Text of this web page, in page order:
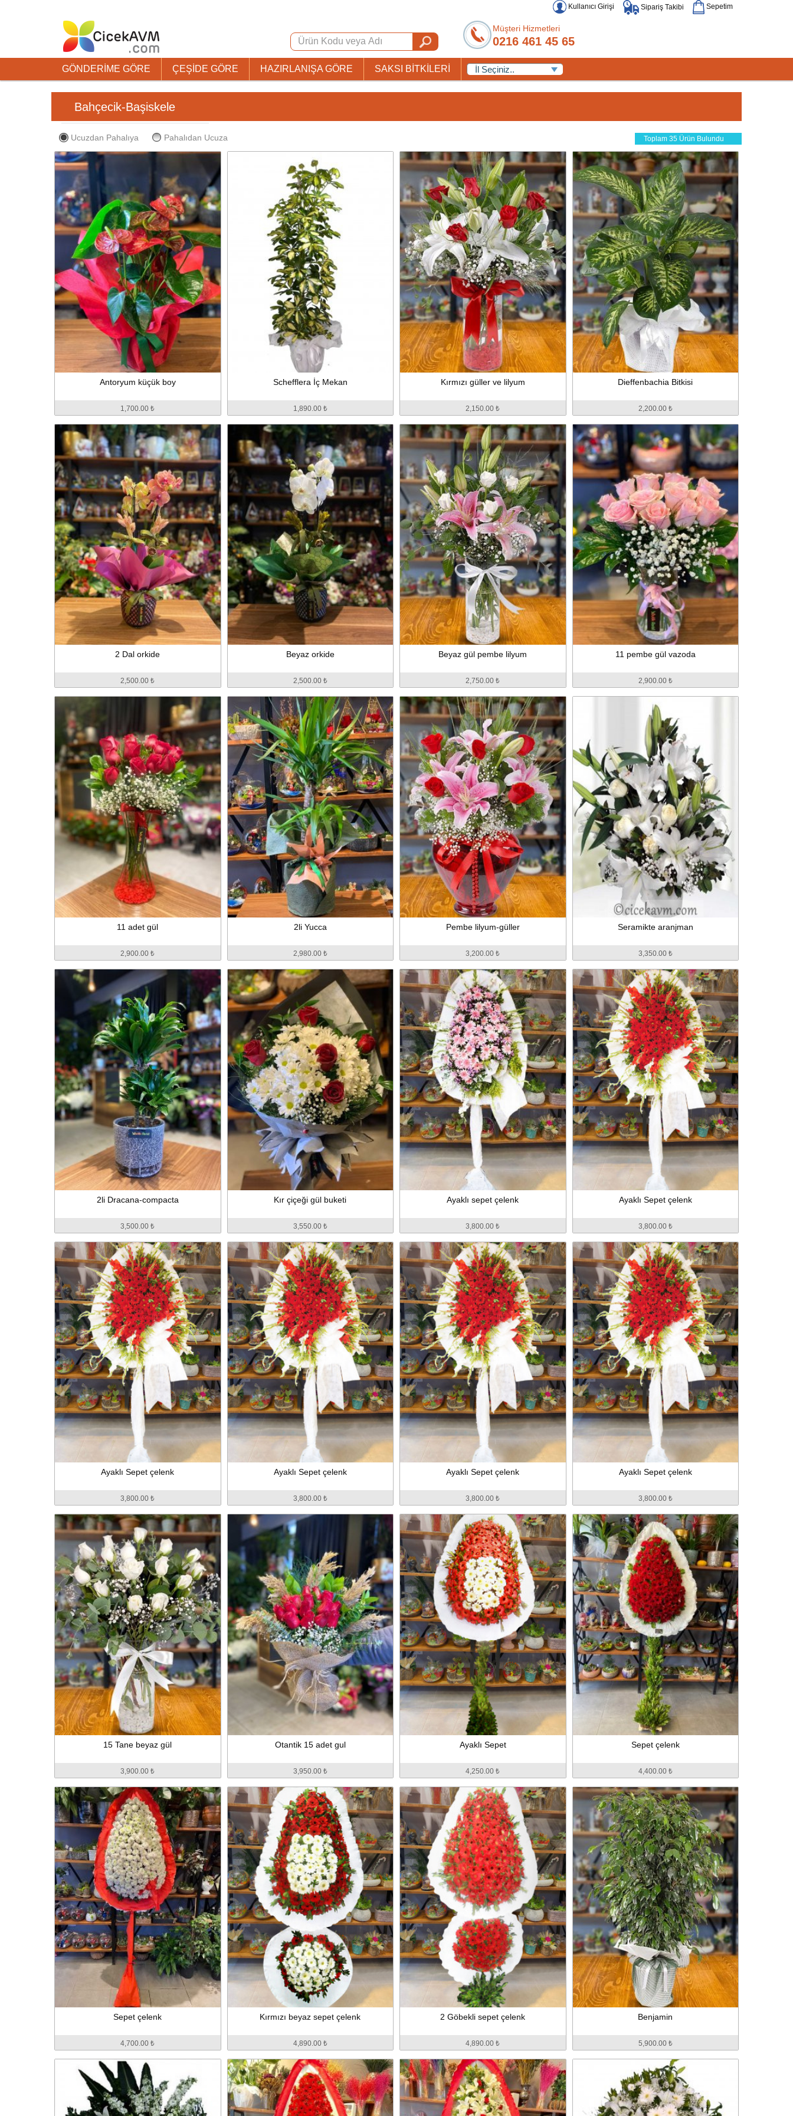
Kullanıcı Girişi Sipariş Takibi Sepetim
Müşteri Hizmetleri
0216 461 45 65
GÖNDERİME GÖRE ÇEŞİDE GÖRE HAZIRLANIŞA GÖRE SAKSI BİTKİLERİ
Bahçecik-Başiskele
Ucuzdan Pahalıya Pahalıdan Ucuza Toplam 35 Ürün Bulundu
Antoryum küçük boy
1,700.00 ₺
Schefflera İç Mekan
1,890.00 ₺
Kırmızı güller ve lilyum
2,150.00 ₺
Dieffenbachia Bitkisi
2,200.00 ₺
2 Dal orkide
2,500.00 ₺
Beyaz orkide
2,500.00 ₺
Beyaz gül pembe lilyum
2,750.00 ₺
11 pembe gül vazoda
2,900.00 ₺
11 adet gül
2,900.00 ₺
2li Yucca
2,980.00 ₺
Pembe lilyum-güller
3,200.00 ₺
Seramikte aranjman
3,350.00 ₺
2li Dracana-compacta
3,500.00 ₺
Kır çiçeği gül buketi
3,550.00 ₺
Ayaklı sepet çelenk
3,800.00 ₺
Ayaklı Sepet çelenk
3,800.00 ₺
Ayaklı Sepet çelenk
3,800.00 ₺
Ayaklı Sepet çelenk
3,800.00 ₺
Ayaklı Sepet çelenk
3,800.00 ₺
Ayaklı Sepet çelenk
3,800.00 ₺
15 Tane beyaz gül
3,900.00 ₺
Otantik 15 adet gul
3,950.00 ₺
Ayaklı Sepet
4,250.00 ₺
Sepet çelenk
4,400.00 ₺
Sepet çelenk
4,700.00 ₺
Kırmızı beyaz sepet çelenk
4,890.00 ₺
2 Göbekli sepet çelenk
4,890.00 ₺
Benjamin
5,900.00 ₺